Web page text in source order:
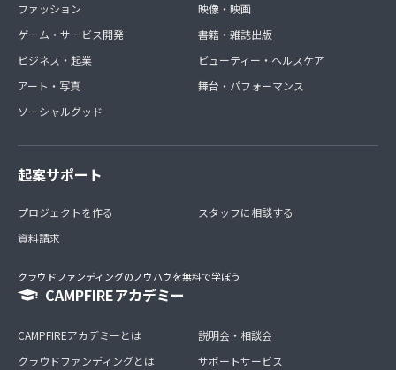
ファッション
ゲーム・サービス開発
ビジネス・起業
アート・写真
ソーシャルグッド
映像・映画
書籍・雑誌出版
ビューティー・ヘルスケア
舞台・パフォーマンス
起案サポート
プロジェクトを作る
資料請求
スタッフに相談する
クラウドファンディングのノウハウを無料で学ぼう
CAMPFIREアカデミー
CAMPFIREアカデミーとは
クラウドファンディングとは
説明会・相談会
サポートサービス